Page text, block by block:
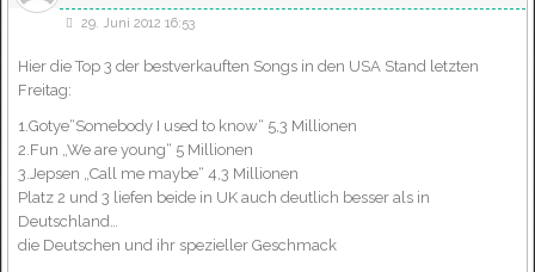
29. Juni 2012 16:53
Hier die Top 3 der bestverkauften Songs in den USA Stand letzten
Freitag:
1.Gotye“Somebody I used to know“ 5,3 Millionen
2.Fun „We are young“ 5 Millionen
3.Jepsen „Call me maybe“ 4,3 Millionen
Platz 2 und 3 liefen beide in UK auch deutlich besser als in
Deutschland…
die Deutschen und ihr spezieller Geschmack